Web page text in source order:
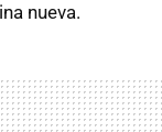
nueva.